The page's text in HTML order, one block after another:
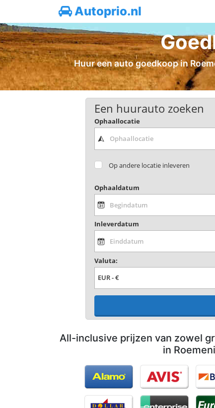
Autoprio.nl
Huur een auto goedkoop in
Een huurauto zoeken
Ophaallocatie
Op andere locatie inleveren
Ophaaldatum
Inleverdatum
Valuta:
All-inclusive prijzen van zowel
in